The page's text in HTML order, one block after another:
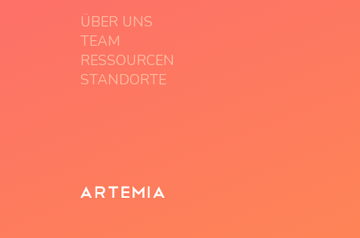
ÜBER UNS
TEAM
RESSOURCEN
STANDORTE